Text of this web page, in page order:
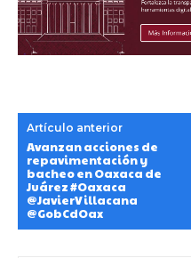
Artículo anterior
Avanzan acciones de
repavimentación y
bacheo en Oaxaca de
Juárez #Oaxaca
@JavierVillacana
@GobCdOax